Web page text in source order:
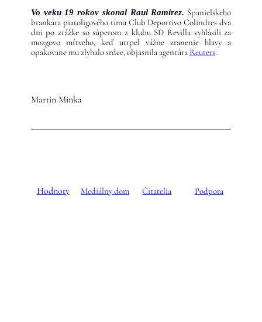
Vo veku 19 rokov skonal Raul Ramirez. Španielskeho
brankára piatoligového tímu Club Deportivo Colindres dva
dni po zrážke so súperom z klubu SD Revilla vyhlásili za
mozgovo mŕtveho, keď utrpel vážne zranenie hlavy a
opakovane mu zlyhalo srdce, objasnila agentúra Reuters.
Martin Minka
Hodnoty Mediálny dom Čitatelia Podpora